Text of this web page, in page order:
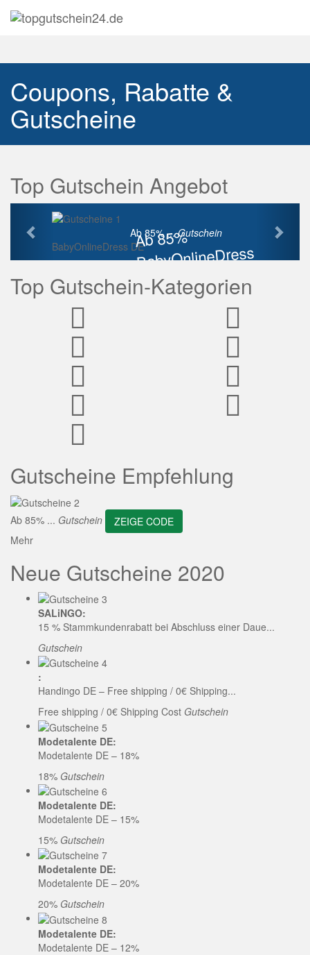
Coupons, Rabatte &
Gutscheine
Top Gutschein Angebot
Ab 85%
BabyOnlineDress
Rabatt
Ab 85% ...Gutschein
BabyOnlineDress DE
Vorherige
Top Gutschein-Kategorien
Gutscheine Empfehlung
Ab 85% ... Gutschein
ZEIGE CODE
Mehr
Neue Gutscheine 2020
SALiNGO:
15 % Stammkundenrabatt bei Abschluss einer Daue...
Gutschein
:
Handingo DE – Free shipping / 0€ Shipping...
Free shipping / 0€ Shipping Cost Gutschein
Modetalente DE:
Modetalente DE – 18%
18% Gutschein
Modetalente DE:
Modetalente DE – 15%
15% Gutschein
Modetalente DE:
Modetalente DE – 20%
20% Gutschein
Modetalente DE:
Modetalente DE – 12%